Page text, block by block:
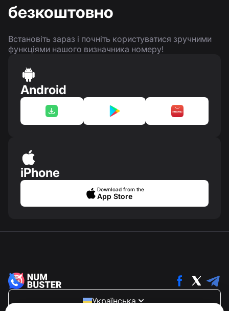
безкоштовно
Встановіть зараз і почніть користуватися зручними
функціями нашого визначника номеру!
Android
iPhone
Download from the
App Store
Українська